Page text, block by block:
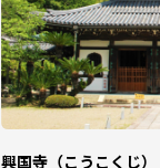
興国寺（こうこくじ）